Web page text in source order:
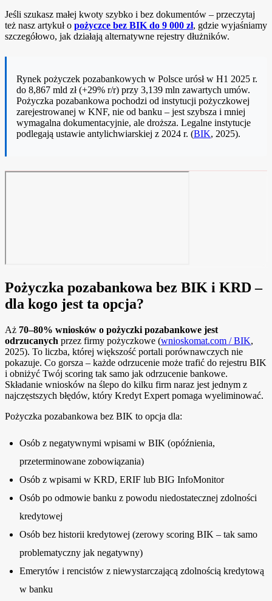
Jeśli szukasz małej kwoty szybko i bez dokumentów – przeczytaj
też nasz artykuł o pożyczce bez BIK do 9 000 zł, gdzie wyjaśniamy
szczegółowo, jak działają alternatywne rejestry dłużników.
Rynek pożyczek pozabankowych w Polsce urósł w H1 2025 r.
do 8,867 mld zł (+29% r/r) przy 3,139 mln zawartych umów.
Pożyczka pozabankowa pochodzi od instytucji pożyczkowej
zarejestrowanej w KNF, nie od banku – jest szybsza i mniej
wymagalna dokumentacyjnie, ale droższa. Legalne instytucje
podlegają ustawie antylichwiarskiej z 2024 r. (BIK, 2025).
Pożyczka pozabankowa bez BIK i KRD –
dla kogo jest ta opcja?
Aż 70–80% wniosków o pożyczki pozabankowe jest
odrzucanych przez firmy pożyczkowe (wnioskomat.com / BIK,
2025). To liczba, której większość portali porównawczych nie
pokazuje. Co gorsza – każde odrzucenie może trafić do rejestru BIK
i obniżyć Twój scoring tak samo jak odrzucenie bankowe.
Składanie wniosków na ślepo do kilku firm naraz jest jednym z
najczęstszych błędów, który Kredyt Expert pomaga wyeliminować.
Pożyczka pozabankowa bez BIK to opcja dla:
Osób z negatywnymi wpisami w BIK (opóźnienia,
przeterminowane zobowiązania)
Osób z wpisami w KRD, ERIF lub BIG InfoMonitor
Osób po odmowie banku z powodu niedostatecznej zdolności
kredytowej
Osób bez historii kredytowej (zerowy scoring BIK – tak samo
problematyczny jak negatywny)
Emerytów i rencistów z niewystarczającą zdolnością kredytową
w banku